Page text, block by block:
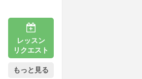
レッスン
リクエスト
もっと見る